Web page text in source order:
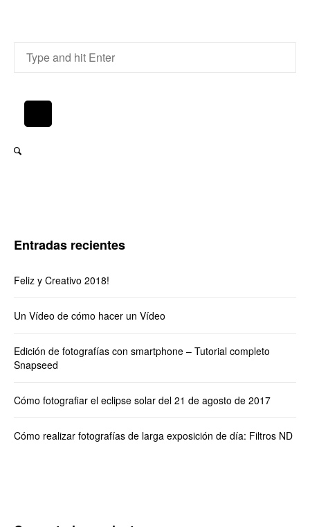
Entradas recientes
Feliz y Creativo 2018!
Un Vídeo de cómo hacer un Vídeo
Edición de fotografías con smartphone – Tutorial completo
Snapseed
Cómo fotografiar el eclipse solar del 21 de agosto de 2017
Cómo realizar fotografías de larga exposición de día: Filtros ND